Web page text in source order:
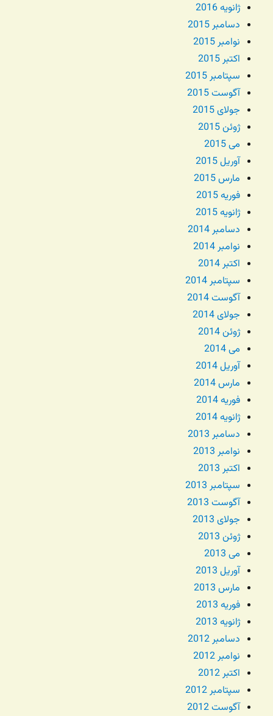
ژانویه 2016
دسامبر 2015
نوامبر 2015
اکتبر 2015
سپتامبر 2015
آگوست 2015
جولای 2015
ژوئن 2015
می 2015
آوریل 2015
مارس 2015
فوریه 2015
ژانویه 2015
دسامبر 2014
نوامبر 2014
اکتبر 2014
سپتامبر 2014
آگوست 2014
جولای 2014
ژوئن 2014
می 2014
آوریل 2014
مارس 2014
فوریه 2014
ژانویه 2014
دسامبر 2013
نوامبر 2013
اکتبر 2013
سپتامبر 2013
آگوست 2013
جولای 2013
ژوئن 2013
می 2013
آوریل 2013
مارس 2013
فوریه 2013
ژانویه 2013
دسامبر 2012
نوامبر 2012
اکتبر 2012
سپتامبر 2012
آگوست 2012